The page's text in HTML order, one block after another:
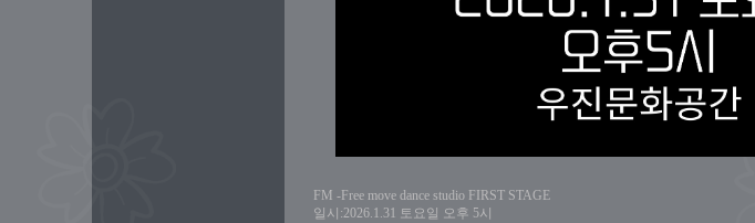
FM -Free move dance studio FIRST STAGE
일시:2026.1.31 토요일 오후 5시